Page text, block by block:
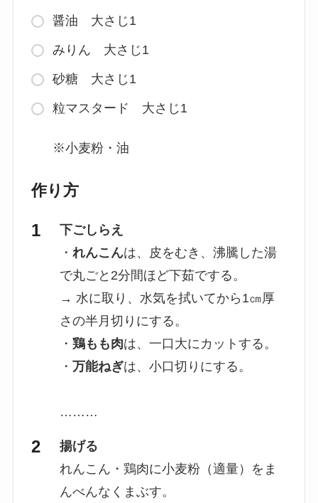
醤油 大さじ1
みりん 大さじ1
砂糖 大さじ1
粒マスタード 大さじ1
※小麦粉・油
作り方
下ごしらえ
・ れんこんは、皮をむき、沸騰した湯
で丸ごと2分間ほど下茹でする。
→ 水に取り、水気を拭いてから1㎝厚
さの半月切りにする。
・ 鶏もも肉は、一口大にカットする。
・ 万能ねぎは、小口切りにする。
………
揚げる
れんこん・鶏肉に小麦粉（適量）をま
んべんなくまぶす。